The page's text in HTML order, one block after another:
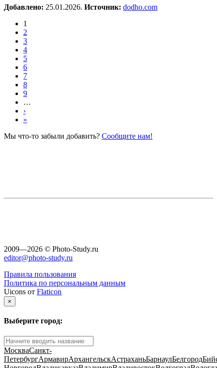
Добавлено: 25.01.2026. Источник: dodho.com
1
2
3
4
5
6
7
8
9
…
›
»
Мы что-то забыли добавить? Сообщите нам!
2009—2026 © Photo-Study.ru
editor@photo-study.ru
Правила пользования
Политика по персональным данным
Uicons от Flaticon
×
Выберите город:
МоскваСанкт-
ПетербургАрмавирАрхангельскАстраханьБарнаулБелгород